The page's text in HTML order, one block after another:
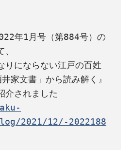
年1月号（第884号）の
りにならない江戸の百姓
家文書」から読み解く』
2021/12/-2022188